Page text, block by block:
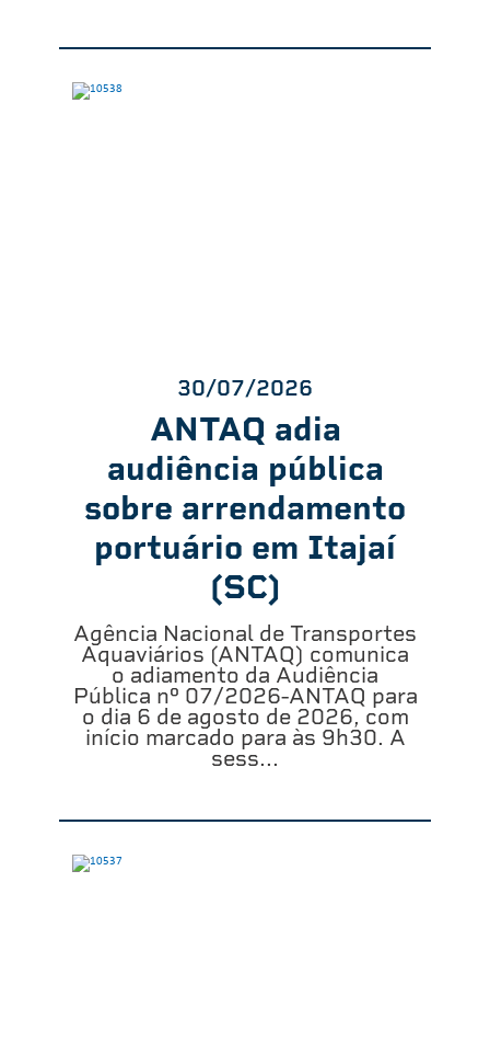
30/07/2026
ANTAQ adia
audiência pública
sobre arrendamento
portuário em Itajaí
(SC)
Agência Nacional de Transportes
Aquaviários (ANTAQ) comunica
o adiamento da Audiência
Pública nº 07/2026-ANTAQ para
o dia 6 de agosto de 2026, com
início marcado para às 9h30. A
sess...